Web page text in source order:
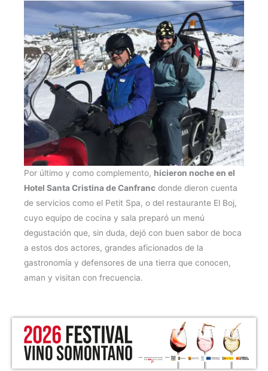
Por último y como complemento, hicieron noche en el
Hotel Santa Cristina de Canfranc donde dieron cuenta
de servicios como el Petit Spa, o del restaurante El Boj,
cuyo equipo de cocina y sala preparó un menú
degustación que, sin duda, dejó con buen sabor de boca
a estos dos actores, grandes aficionados de la
gastronomía y defensores de una tierra que conocen,
aman y visitan con frecuencia.